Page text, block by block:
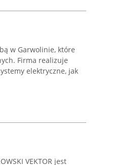
w Garwolinie, które
Firma realizuje
elektryczne, jak
VEKTOR jest